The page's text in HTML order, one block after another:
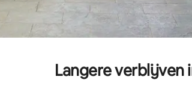
Langere verblijven